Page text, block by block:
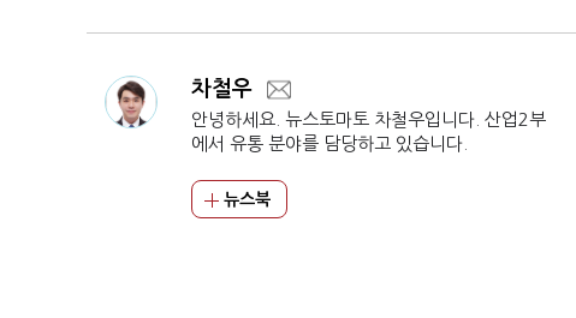
차철우
안녕하세요. 뉴스토마토 차철우입니다. 산업2부
에서 유통 분야를 담당하고 있습니다.
뉴스북